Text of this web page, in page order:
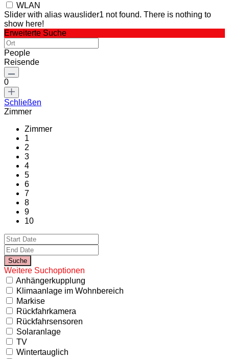
WLAN
Slider with alias wauslider1 not found. There is nothing to
show here!
Erweiterte Suche
People
Reisende
0
Schließen
Zimmer
Zimmer
1
2
3
4
5
6
7
8
9
10
Weitere Suchoptionen
Anhängerkupplung
Klimaanlage im Wohnbereich
Markise
Rückfahrkamera
Rückfahrsensoren
Solaranlage
TV
Wintertauglich